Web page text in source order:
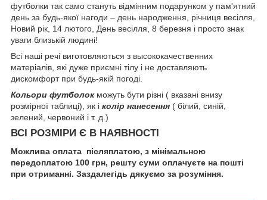
футболки так само стануть відмінним подарунком у пам'ятний
день за будь-якої нагоди – день народження, річниця весілля,
Новий рік, 14 лютого, День весілля, 8 березня і просто знак
уваги близькій людині!
Всі наші речі виготовляються з высококачественних
матеріалів, які дуже приємні тілу і не доставляють
дискомфорт при будь-якій погоді.
Кольори футболокможуть бути різні ( вказані внизу
розмірної таблиці), як і колір нанесення ( білий, синій,
зелений, червоний і т. д.)
ВСІ РОЗМІРИ Є В НАЯВНОСТІ
Можлива оплата післяплатою, з мінімальною
передоплатою 100 грн, решту суми оплачуєте на пошті
при отриманні. Заздалегідь дякуємо за розуміння.